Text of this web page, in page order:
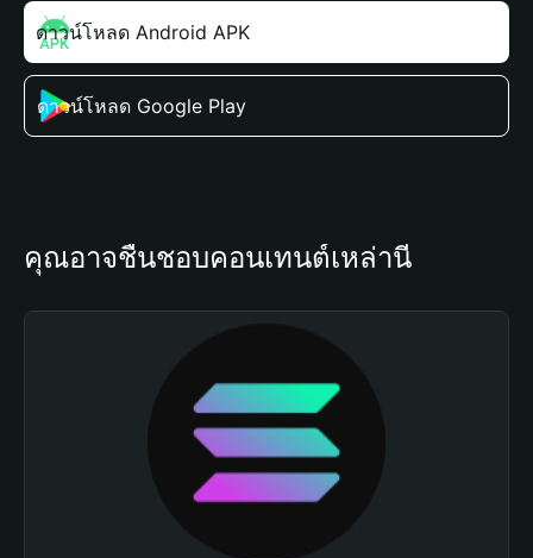
ดาวน์โหลด Android APK
ดาวน์โหลด Google Play
คุณอาจชื่นชอบคอนเทนต์เหล่านี้